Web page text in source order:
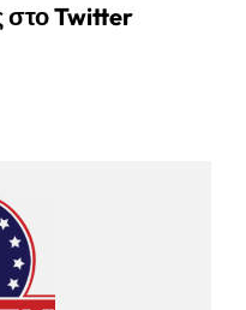
στο Twitter